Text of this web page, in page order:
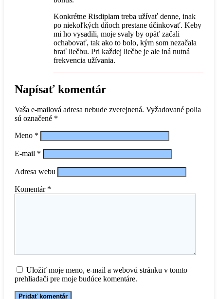
Konkrétne Risdiplam treba užívať denne, inak
po niekoľkých dňoch prestane účinkovať. Keby
mi ho vysadili, moje svaly by opäť začali
ochabovať, tak ako to bolo, kým som nezačala
brať liečbu. Pri každej liečbe je ale iná nutná
frekvencia užívania.
Napísať komentár
Vaša e-mailová adresa nebude zverejnená. Vyžadované polia
sú označené *
Meno *
E-mail *
Adresa webu
Komentár *
Uložiť moje meno, e-mail a webovú stránku v tomto
prehliadači pre moje budúce komentáre.